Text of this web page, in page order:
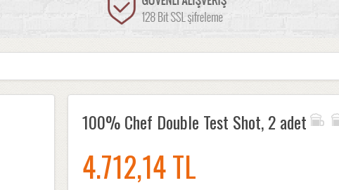
100% Chef Double Test Shot, 2 adet
4.712,14 TL